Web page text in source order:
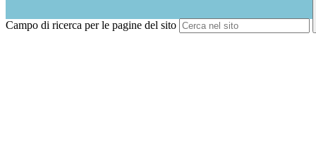
Campo di ricerca per le pagine del sito